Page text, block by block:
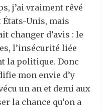
j’ai vraiment rêvé
États-Unis, mais
changer d’avis : le
l’insécurité liée
la politique. Donc
mon envie d’y
un an et demi aux
la chance qu’on a